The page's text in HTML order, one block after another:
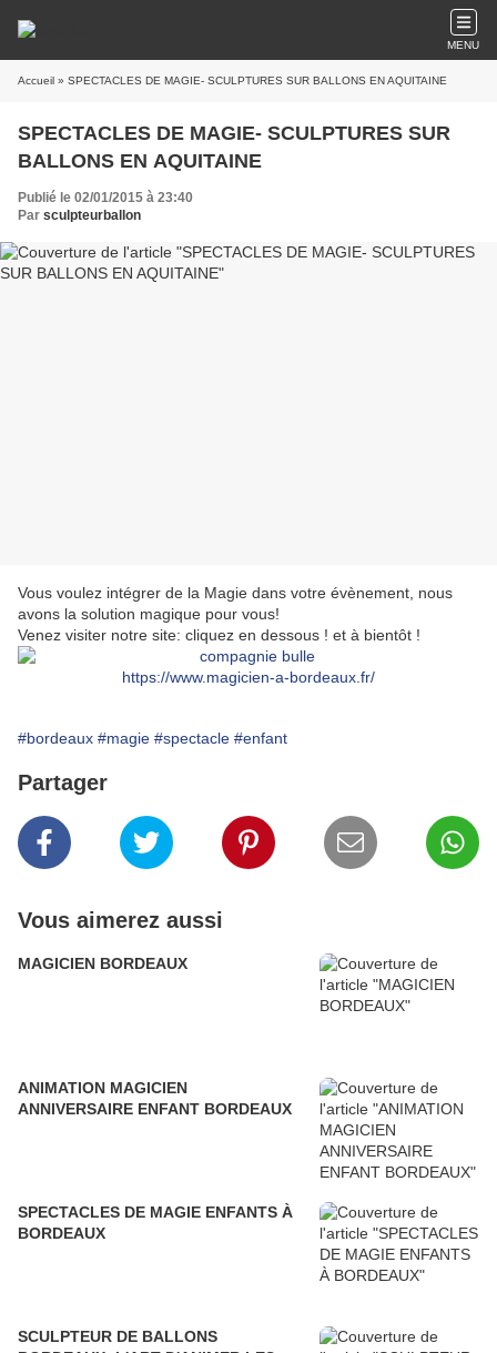
MENU
Accueil » SPECTACLES DE MAGIE- SCULPTURES SUR BALLONS EN AQUITAINE
SPECTACLES DE MAGIE- SCULPTURES SUR
BALLONS EN AQUITAINE
Publié le 02/01/2015 à 23:40
Par sculpteurballon
Vous voulez intégrer de la Magie dans votre évènement, nous
avons la solution magique pour vous!
Venez visiter notre site: cliquez en dessous ! et à bientôt !
https://www.magicien-a-bordeaux.fr/
#bordeaux #magie #spectacle #enfant
Partager
Vous aimerez aussi
MAGICIEN BORDEAUX
ANIMATION MAGICIEN
ANNIVERSAIRE ENFANT BORDEAUX
SPECTACLES DE MAGIE ENFANTS À
BORDEAUX
SCULPTEUR DE BALLONS